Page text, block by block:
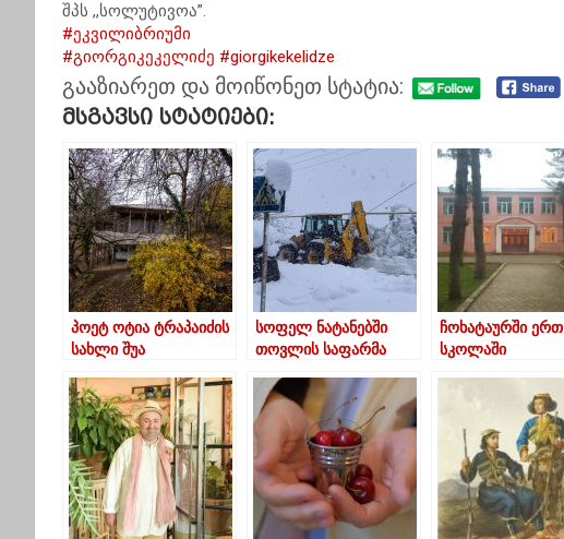
შპს ,,სოლუტივოა”.
#ეკვილიბრიუმი
#გიორგიკეკელიძე #giorgikekelidze
გააზიარეთ და მოიწონეთ სტატია:
Მსგავსი Სტატიები:
პოეტ ოტია ტრაპაიძის
სახლი შუა
სოფელ ნატანებში
თოვლის საფარმა
მიაღწია
ჩოხატაურში ერთ
სკოლაში
დაუდასტურდა